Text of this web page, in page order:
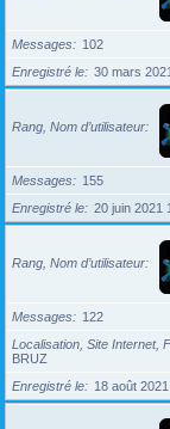
Messages
102
Enregistré le
30 mars
Rang, Nom d’utilisateur
Messages
155
Enregistré le
20 juin 2021
Rang, Nom d’utilisateur
Messages
122
Localisation, Site Internet,
BRUZ
Enregistré le
18 août